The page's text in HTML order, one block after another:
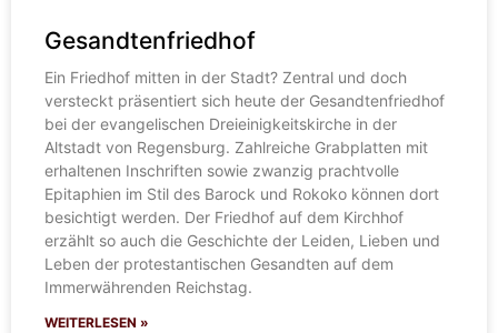
Gesandtenfriedhof
Ein Friedhof mitten in der Stadt? Zentral und doch
versteckt präsentiert sich heute der Gesandtenfriedhof
bei der evangelischen Dreieinigkeitskirche in der
Altstadt von Regensburg. Zahlreiche Grabplatten mit
erhaltenen Inschriften sowie zwanzig prachtvolle
Epitaphien im Stil des Barock und Rokoko können dort
besichtigt werden. Der Friedhof auf dem Kirchhof
erzählt so auch die Geschichte der Leiden, Lieben und
Leben der protestantischen Gesandten auf dem
Immerwährenden Reichstag.
WEITERLESEN »